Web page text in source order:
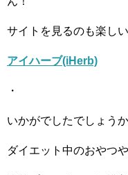
サイトを見るのも楽し
アイハーブ(iHerb)
・
いかがでしたでしょうか
ダイエット中のおやつ